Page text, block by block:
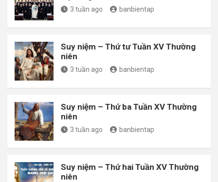
3 tuần ago banbientap
Suy niệm – Thứ tư Tuần XV Thường
niên
3 tuần ago banbientap
Suy niệm – Thứ ba Tuần XV Thường
niên
3 tuần ago banbientap
Suy niệm – Thứ hai Tuần XV Thường
niên